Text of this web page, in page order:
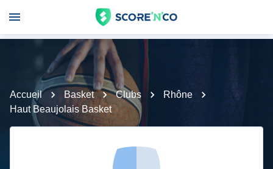
Accueil Basket Clubs
Rhône
Haut Beaujolais Basket